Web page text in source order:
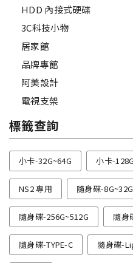
HDD 內接式硬碟
3C科技小物
居家館
品牌專館
阿美設計
電視支架
標籤查詢
小卡-32G~64G 小卡-
NS2 專用 隨身碟-8G~32G
隨身碟-256G~512G 隨身
隨身碟-TYPE-C 隨身碟-